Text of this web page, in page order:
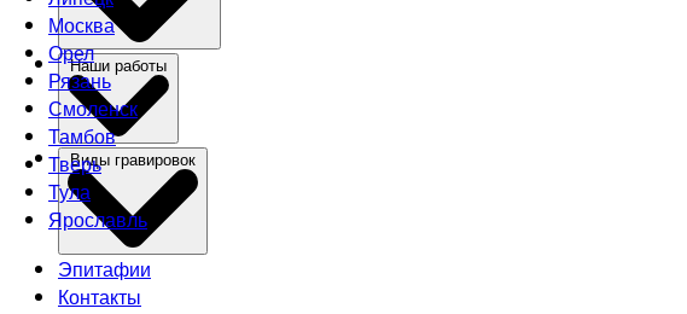
Москва
Орел
Рязань
Смоленск
Тамбов
Тверь
Тула
Ярославль
Эпитафии
Контакты